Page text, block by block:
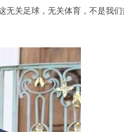
关足球，无关体育，不是我们